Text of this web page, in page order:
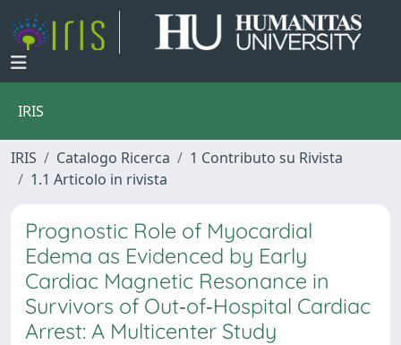
IRIS
IRIS Catalogo Ricerca
1 Contributo su Rivista
1.1 Articolo in rivista
Prognostic Role of Myocardial
Edema as Evidenced by Early
Cardiac Magnetic Resonance in
Survivors of Out‐of‐Hospital Cardiac
Arrest: A Multicenter Study